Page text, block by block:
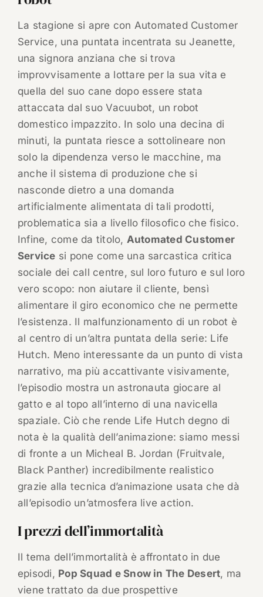
La stagione si apre con Automated Customer
Service, una puntata incentrata su Jeanette,
una signora anziana che si trova
improvvisamente a lottare per la sua vita e
quella del suo cane dopo essere stata
attaccata dal suo Vacuubot, un robot
domestico impazzito. In solo una decina di
minuti, la puntata riesce a sottolineare non
solo la dipendenza verso le macchine, ma
anche il sistema di produzione che si
nasconde dietro a una domanda
artificialmente alimentata di tali prodotti,
problematica sia a livello filosofico che fisico.
Infine, come da titolo, Automated Customer
Service si pone come una sarcastica critica
sociale dei call centre, sul loro futuro e sul loro
vero scopo: non aiutare il cliente, bensì
alimentare il giro economico che ne permette
l’esistenza. Il malfunzionamento di un robot è
al centro di un’altra puntata della serie: Life
Hutch. Meno interessante da un punto di vista
narrativo, ma più accattivante visivamente,
l’episodio mostra un astronauta giocare al
gatto e al topo all’interno di una navicella
spaziale. Ciò che rende Life Hutch degno di
nota è la qualità dell’animazione: siamo messi
di fronte a un Micheal B. Jordan (Fruitvale,
Black Panther) incredibilmente realistico
grazie alla tecnica d’animazione usata che dà
all’episodio un’atmosfera live action.
I prezzi dell’immortalità
Il tema dell’immortalità è affrontato in due
episodi, Pop Squad e Snow in The Desert, ma
viene trattato da due prospettive